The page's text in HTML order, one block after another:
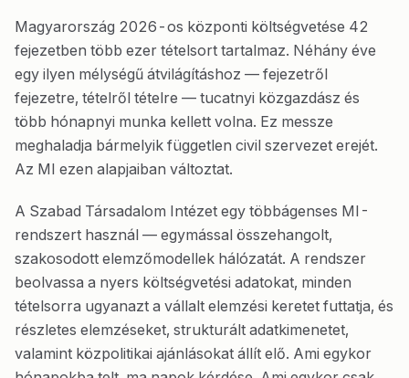
Magyarország 2026-os központi költségvetése 42
fejezetben több ezer tételsort tartalmaz. Néhány éve
egy ilyen mélységű átvilágításhoz — fejezetről
fejezetre, tételről tételre — tucatnyi közgazdász és
több hónapnyi munka kellett volna. Ez messze
meghaladja bármelyik független civil szervezet erejét.
Az MI ezen alapjaiban változtat.
A Szabad Társadalom Intézet egy többágenses MI-
rendszert használ — egymással összehangolt,
szakosodott elemzőmodellek hálózatát. A rendszer
beolvassa a nyers költségvetési adatokat, minden
tételsorra ugyanazt a vállalt elemzési keretet futtatja, és
részletes elemzéseket, strukturált adatkimenetet,
valamint közpolitikai ajánlásokat állít elő. Ami egykor